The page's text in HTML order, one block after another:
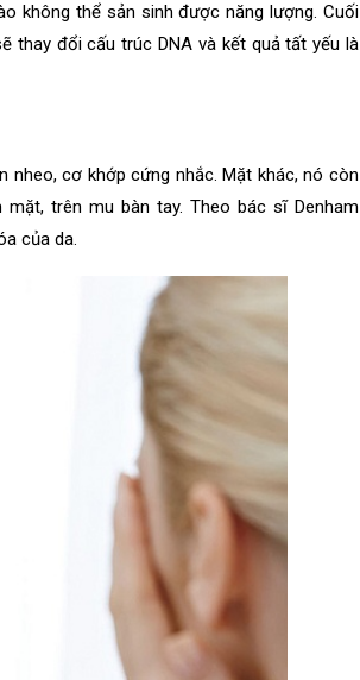
không thể sản sinh được năng lượng. Cuối
thay đổi cấu trúc DNA và kết quả tất yếu là
nheo, cơ khớp cứng nhắc. Mặt khác, nó còn
trên mu bàn tay. Theo bác sĩ Denham
của da.